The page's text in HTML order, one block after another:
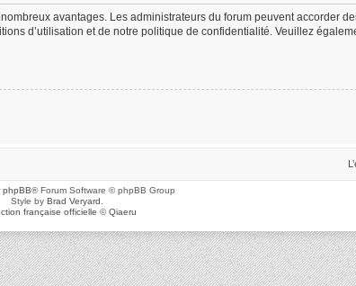
avantages. Les administrateurs du forum peuvent accorder
d’utilisation et de notre politique de confidentialité. Veuillez
phpBB® Forum Software © phpBB Group
Style by Brad Veryard
française officielle ©Qiaeru